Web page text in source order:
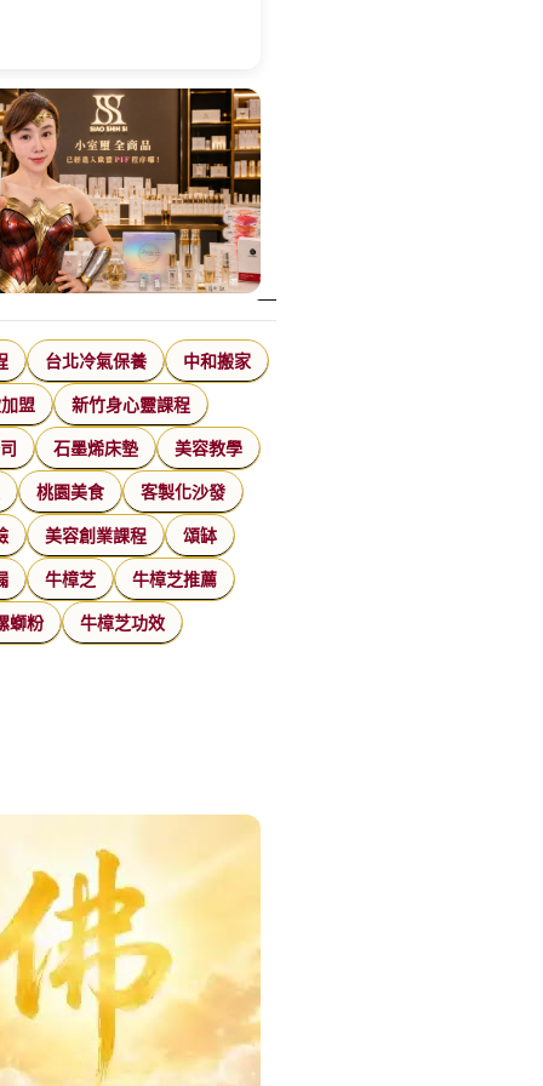
台北冷氣保養 中和搬家
盟 新竹身心靈課程
石墨烯床墊 美容教學
桃園美食 客製化沙發
美容創業課程 頌缽
牛樟芝 牛樟芝推薦
螄粉 牛樟芝功效